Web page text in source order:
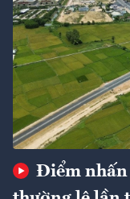
Điểm nhấn